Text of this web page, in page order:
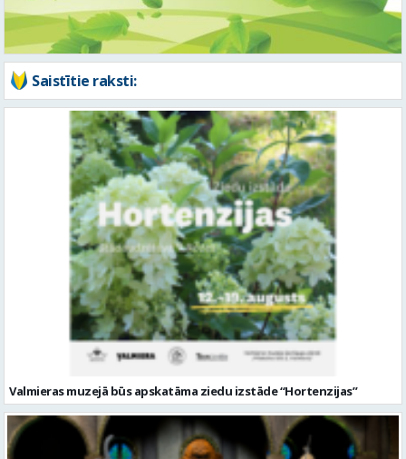
Saistītie raksti:
Valmieras muzejā būs apskatāma ziedu izstāde “Hortenzijas”